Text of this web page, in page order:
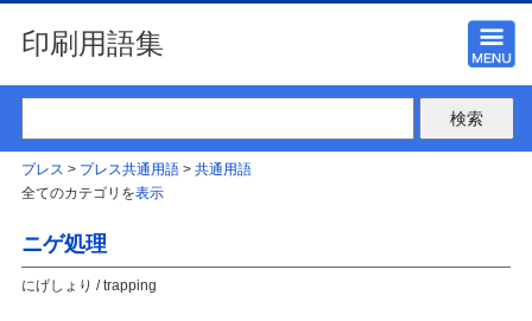
印刷用語集
プレス > プレス共通用語> 共通用語
全てのカテゴリを表示
ニゲ処理
にげしょり / trapping